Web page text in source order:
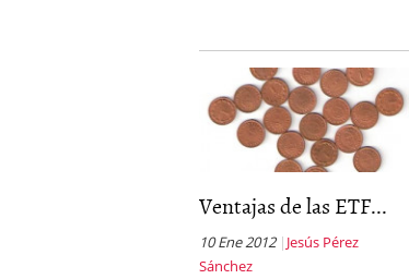
Ventajas de las ETF...
10 Ene 2012
Jesús Pérez
Sánchez